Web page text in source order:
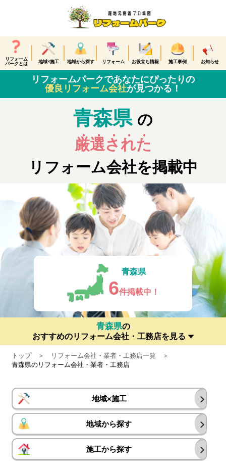
リフォーム
パークとは
地域×施工 地域から探す リフォーム お役立ち情報 施工事例 お知らせ
リフォームパークであなたにぴったりの
優良リフォーム会社が見つかる！
青森県 の
厳選された
リフォーム会社を掲載中
青森県
6件掲載中！
青森県の
おすすめのリフォーム会社・工務店を見る
トップ
リフォーム会社・業者・工務店一覧
青森県のリフォーム会社・業者・工務店
地域×施工
地域から探す
施工から探す